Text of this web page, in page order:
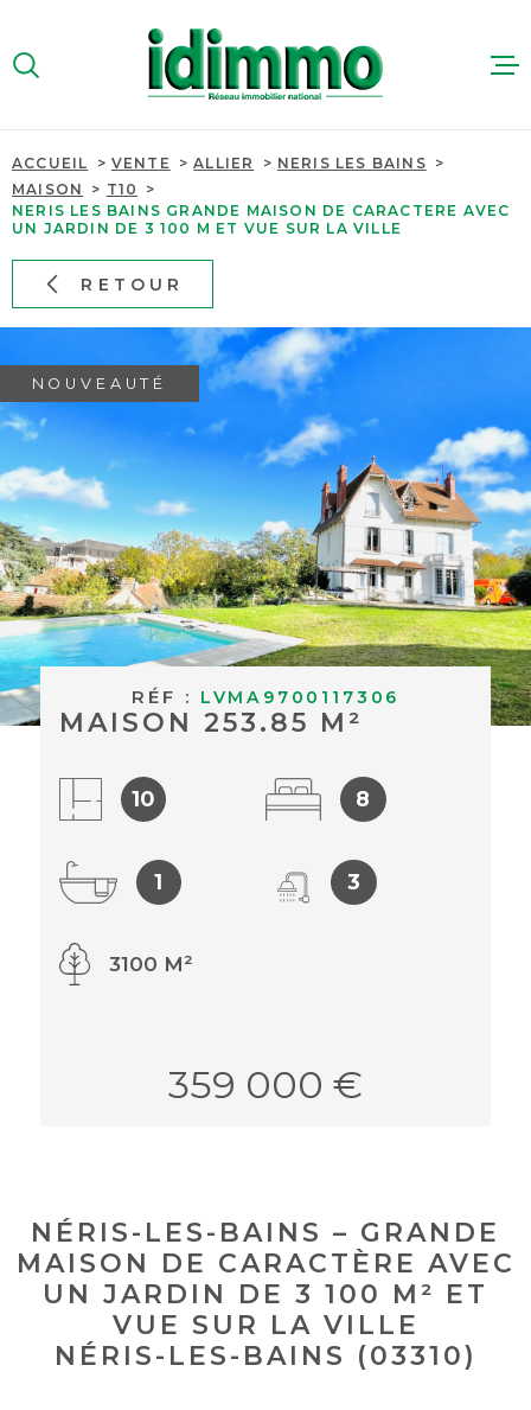
la
menu
contenu
ACHETER
QUI
NOUS
ACHETER À
ACTUALITÉS
ACCUEIL VENTE ALLIER
NERIS LES BAINS
MAISON
T10
NERIS LES BAINS GRANDE MAISON DE CARACTERE AVEC
UN JARDIN DE 3 100 M ET VUE SUR LA VILLE
RETOUR
NOUVEAUTÉ
RÉF : LVMA9700117306
MAISON 253.85 M²
10 8
1 3
3100 M²
359 000 €
NÉRIS-LES-BAINS – GRANDE
MAISON DE CARACTÈRE AVEC
UN JARDIN DE 3 100 M² ET
VUE SUR LA VILLE
NÉRIS-LES-BAINS (03310)
VOTRE
RECHERCHE
TYPE
D'OFFRE
VENTE
BIEN
PAYS
PAYS
VILLE
VILLE
Budget
BUDGET
Surface
SURFACE
PIÈCES
Piscine